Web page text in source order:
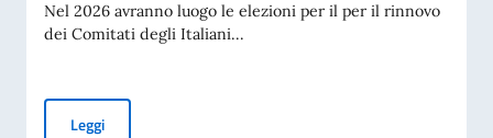
Nel 2026 avranno luogo le elezioni per il per il rinnovo
dei Comitati degli Italiani...
LeggiElezioni dei COMITES 2026